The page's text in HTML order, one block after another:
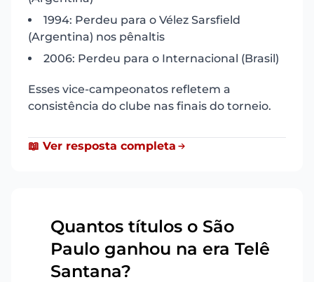
1994: Perdeu para o Vélez Sarsfield
(Argentina) nos pênaltis
2006: Perdeu para o Internacional (Brasil)
Esses vice-campeonatos refletem a
consistência do clube nas finais do torneio.
📖 Ver resposta completa
Quantos títulos o São
Paulo ganhou na era Telê
Santana?